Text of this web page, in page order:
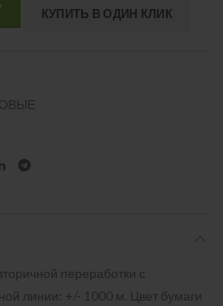
КУПИТЬ В ОДИН КЛИК
переработки с
линии: +/- 1000 м. Цвет бумаги